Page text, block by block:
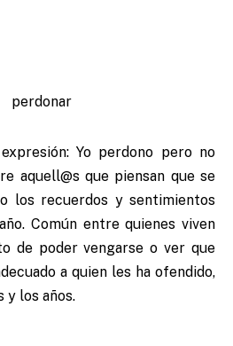
Yo perdono pero no
aquell@s que piensan que se
los recuerdos y sentimientos
Común entre quienes viven
de poder vengarse o ver que
a quien les ha ofendido,
y los años.